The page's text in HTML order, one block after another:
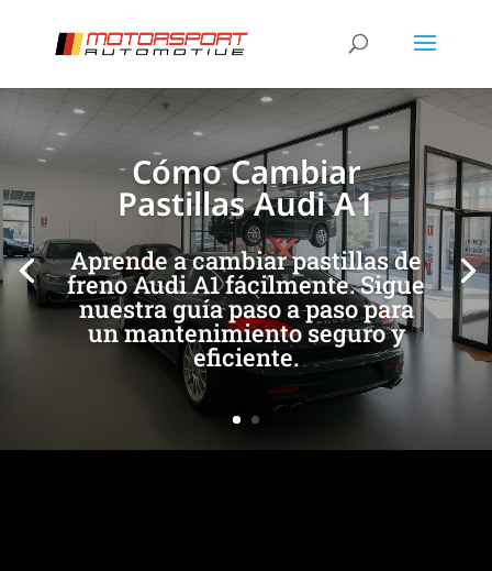
Cómo Cambiar
Pastillas Audi A1
Aprende a cambiar pastillas de
freno Audi A1 fácilmente. Sigue
nuestra guía paso a paso para
un mantenimiento seguro y
eficiente.
[/et_pb_slide] [/et_pb_slide]